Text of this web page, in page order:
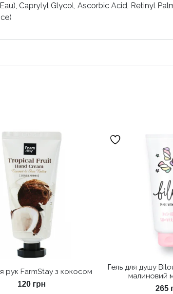
Caprylyl Glycol, Ascorbic Acid, Retinyl
рук FarmStay з кокосом
120 грн
Гель для душу
малиновий
265